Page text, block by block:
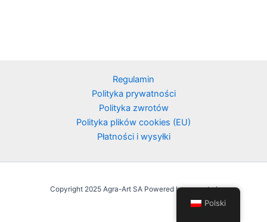
Regulamin
Polityka prywatności
Polityka zwrotów
Polityka plików cookies (EU)
Płatności i wysyłki
Copyright 2025 Agra-Art SA Powered by agraart.pl
Polski